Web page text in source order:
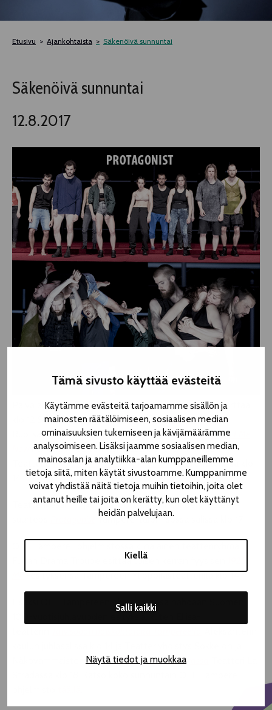
Tämä sivusto käyttää evästeitä
Käytämme evästeitä tarjoamamme sisällön ja
mainosten räätälöimiseen, sosiaalisen median
ominaisuuksien tukemiseen ja kävijämäärämme
analysoimiseen. Lisäksi jaamme sosiaalisen median,
mainosalan ja analytiikka-alan kumppaneillemme
tietoja siitä, miten käytät sivustoamme. Kumppanimme
voivat yhdistää näitä tietoja muihin tietoihin, joita olet
antanut heille tai joita on kerätty, kun olet käyttänyt
heidän palvelujaan.
Kiellä
Salli kaikki
Näytä tiedot ja muokkaa
TELTTALAB
TAPAHTUMIEN YÖ
Etusivu Ajankohtaista Säkenöivä sunnuntai
Säkenöivä sunnuntai
12.8.2017
Päivä alkaa jo puolilta päivin, kun Pakkahuoneella starttaa
klo 12 Svenska TeaterninPeggy Pickit ser Guds ansikte.
Ruotsalaisen Lumor Teaterin vaikuttavaPeople Respect Me
nähdään Teatterimontussa klo 13 ja Riihimäen
TeatterinPuolustusvoimat, rakastettuniTT Frenckellissä klo
Teatterikesän huipentaa ruotsalaisen Cullberg-baletin
Tampere-talon Isossa salissa klo 17.
Fudan Drama Troupe esittää toisen kerran fyysisen
-esityksensä Tampereen Ylioppilasteatterilla klo 14.
Lisäksi OFF Tampereen ohjelmistossa nähdään Suomen
NäkövammaisteatterinValkoisen kepin matkassa